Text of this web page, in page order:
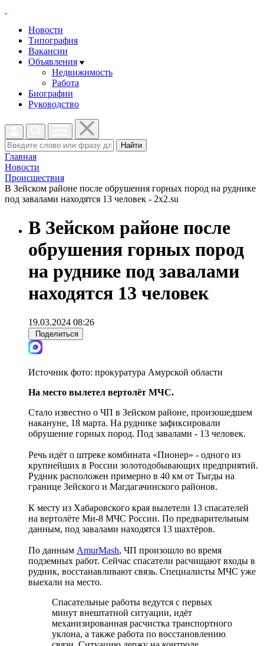
Новости
Типография
Вакансии
Объявления
Недвижимость
Работа
Биографии
Руководство
Найти
Главная
Новости
Проиcшествия
В Зейском районе после обрушения горных пород на руднике
под завалами находятся 13 человек - 2x2.su
В Зейском районе после
обрушения горных пород
на руднике под завалами
находятся 13 человек
19.03.2024 08:26
Поделиться
Источник фото: прокуратура Амурской области
На место вылетел вертолёт МЧС.
Стало известно о ЧП в Зейском районе, произошедшем
накануне, 18 марта. На руднике зафиксировали
обрушение горных пород. Под завалами - 13 человек.
Речь идёт о штреке комбината «Пионер» - одного из
крупнейших в России золотодобывающих предприятий.
Рудник расположен примерно в 40 км от Тыгды на
границе Зейского и Магдагачинского районов.
К месту из Хабаровского края вылетели 13 спасателей
на вертолёте Ми-8 МЧС России. По предварительным
данным, под завалами находятся 13 шахтёров.
По данным AmurMash, ЧП произошло во время
подземных работ. Сейчас спасатели расчищают входы в
рудник, восстанавливают связь. Специалисты МЧС уже
выехали на место.
Спасательные работы ведутся с первых
минут внештатной ситуации, идёт
механизированная расчистка транспортного
уклона, а также работа по восстановлению